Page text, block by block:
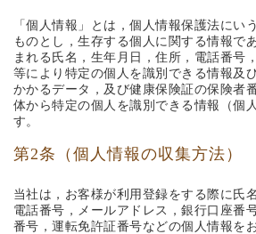
「個人情報」とは，個人情報保護法にい
ものとし，生存する個人に関する情報で
まれる氏名，生年月日，住所，電話番号
等により特定の個人を識別できる情報及
かかるデータ，及び健康保険証の保険者
体から特定の個人を識別できる情報（個
す。
第2条（個人情報の収集方法）
当社は，お客様が利用登録をする際に氏
電話番号，メールアドレス，銀行口座番
番号，運転免許証番号などの個人情報を